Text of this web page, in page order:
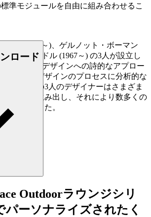
標準モジュールを自由に組み合わせるこ
マン (1963～)、ゲルノット・ボーマン
・グリュンドル (1967～) の3人が設立し
EOOSは、デザインへの詩的なアプロー
います。デザインのプロセスに分析的な
とで、この3人のデザイナーはさまざま
ザインを生み出し、それにより数多くの
獲得しました。
ロード
Outdoorラウンジシリ
パーソナライズされたく